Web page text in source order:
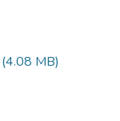
(4.08 MB)